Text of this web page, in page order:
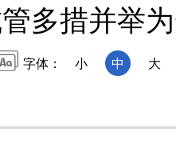
多措并举
字体： 小 中 大